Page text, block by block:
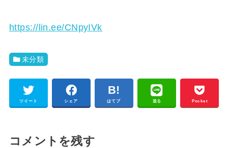
https://lin.ee/CNpyIVk
未分類
ツイート シェア はてブ 送る Pocket
コメントを残す